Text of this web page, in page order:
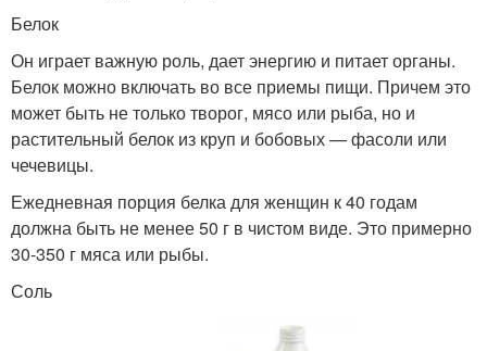
Белок
Он играет важную роль, дает энергию и питает органы.
Белок можно включать во все приемы пищи. Причем это
может быть не только творог, мясо или рыба, но и
растительный белок из круп и бобовых — фасоли или
чечевицы.
Ежедневная порция белка для женщин к 40 годам
должна быть не менее 50 г в чистом виде. Это примерно
30-350 г мяса или рыбы.
Соль